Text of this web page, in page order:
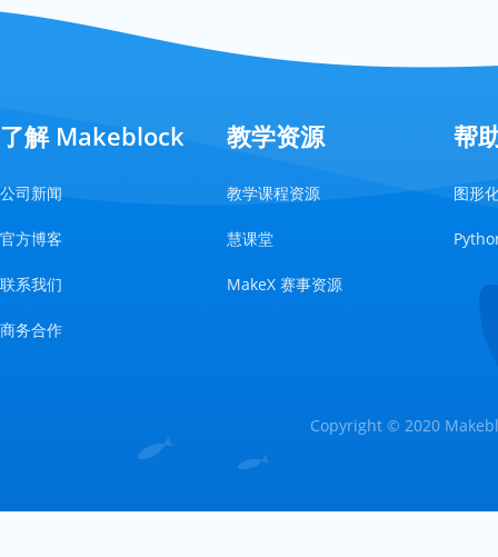
了解 Makeblock
公司新闻
官方博客
联系我们
商务合作
教学资源
教学课程资源
慧课堂
MakeX 赛事资源
帮
图形
Copyright © 2020